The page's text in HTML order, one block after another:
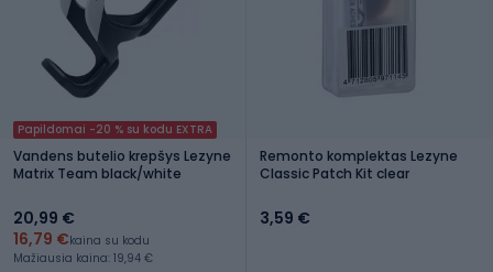
Papildomai -20 % su kodu EXTRA
Vandens butelio krepšys Lezyne
Matrix Team black/white
20,99 €
16,79 €kaina su kodu
Mažiausia kaina: 19,94 €
Remonto komplektas Lezyne
Classic Patch Kit clear
3,59 €